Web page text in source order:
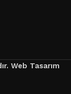
Web Tasarım